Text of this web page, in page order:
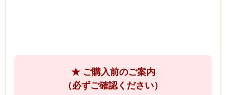
★ ご購入前のご案内
（必ずご確認ください）